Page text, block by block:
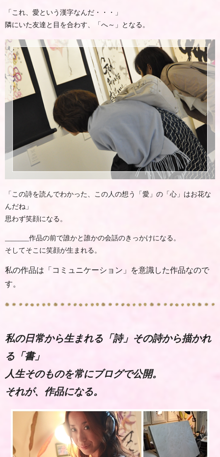
「これ、愛という漢字なんだ・・・」
隣にいた友達と目を合わす、「へ～」となる。
「この詩を読んでわかった、この人の想う「愛」の「心」はお花な
んだね」
思わず笑顔になる。
_______作品の前で誰かと誰かの会話のきっかけになる。
そしてそこに笑顔が生まれる。
私の作品は「コミュニケーション」を意識した作品なので
す。
私の日常から生まれる「詩」その詩から描かれ
る「書」
人生そのものを常にブログで公開。
それが、作品になる。